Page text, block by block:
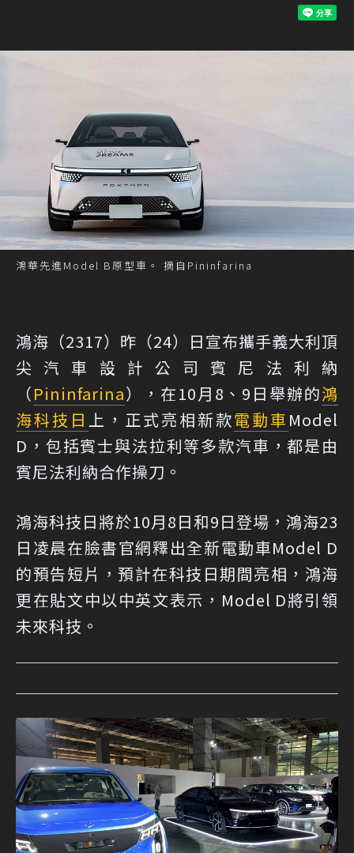
鴻華先進Model B原型車。 摘自Pininfarina
鴻海（2317）昨（24）日宣布攜手義大利頂
尖汽車設計公司賓尼法利納
（Pininfarina），在10月8、9日舉辦的鴻
海科技日 上，正式亮相新款電動車 Model
D，包括賓士與法拉利等多款汽車，都是由
賓尼法利納合作操刀。
鴻海科技日將於10月8日和9日登場，鴻海23
日凌晨在臉書官網釋出全新電動車Model D
的預告短片，預計在科技日期間亮相，鴻海
更在貼文中以中英文表示，Model D將引領
未來科技。